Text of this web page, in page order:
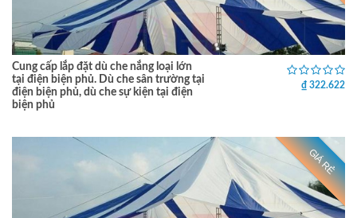
Cung cấp lắp đặt dù che nắng loại lớn
tại điện biện phủ. Dù che sân trường tại
điện biện phủ, dù che sự kiện tại điện
biện phủ
₫ 322.622
GIÁ RẺ